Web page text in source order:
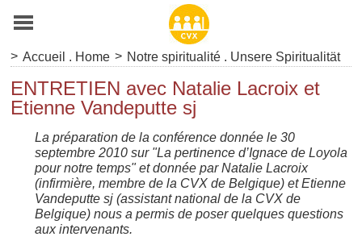
> Accueil . Home > Notre spiritualité . Unsere Spiritualität
ENTRETIEN avec Natalie Lacroix et
Etienne Vandeputte sj
La préparation de la conférence donnée le 30
septembre 2010 sur "La pertinence d’Ignace de Loyola
pour notre temps" et donnée par Natalie Lacroix
(infirmière, membre de la CVX de Belgique) et Etienne
Vandeputte sj (assistant national de la CVX de
Belgique) nous a permis de poser quelques questions
aux intervenants.